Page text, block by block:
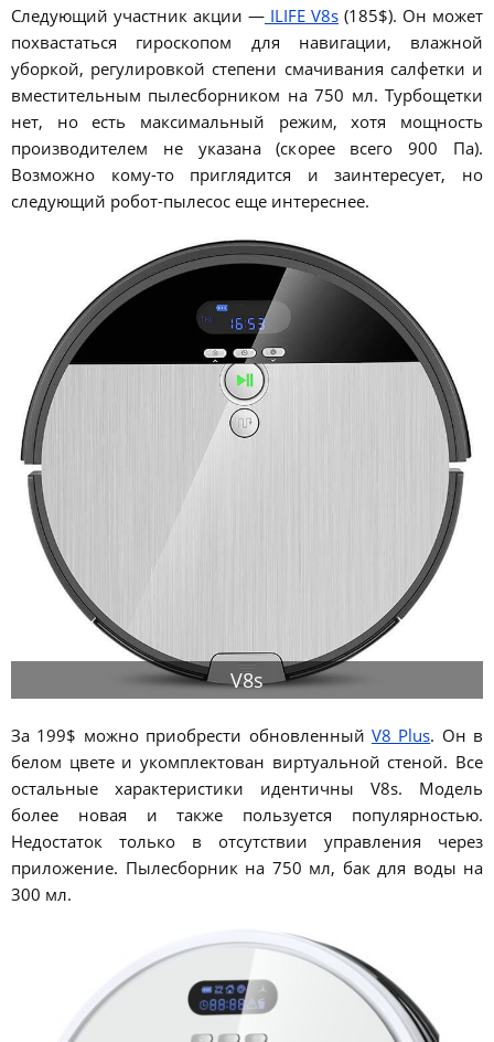
Следующий участник акции — ILIFE V8s (185$). Он может
похвастаться гироскопом для навигации, влажной
уборкой, регулировкой степени смачивания салфетки и
вместительным пылесборником на 750 мл. Турбощетки
нет, но есть максимальный режим, хотя мощность
производителем не указана (скорее всего 900 Па).
Возможно кому-то приглядится и заинтересует, но
следующий робот-пылесос еще интереснее.
V8s
За 199$ можно приобрести обновленный V8 Plus. Он в
белом цвете и укомплектован виртуальной стеной. Все
остальные характеристики идентичны V8s. Модель
более новая и также пользуется популярностью.
Недостаток только в отсутствии управления через
приложение. Пылесборник на 750 мл, бак для воды на
300 мл.